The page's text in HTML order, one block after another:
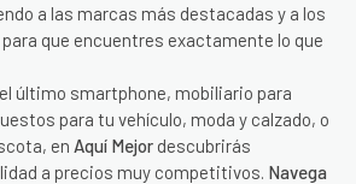
a las marcas más destacadas y a los
que encuentres exactamente lo que
último smartphone, mobiliario para
para tu vehículo, moda y calzado, o
en Aquí Mejor descubrirás
a precios muy competitivos. Navega